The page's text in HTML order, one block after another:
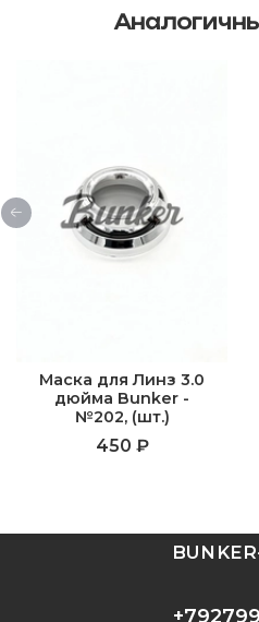
Маска для Линз 3.0
дюйма Bunker -
№202, (шт.)
450 ₽